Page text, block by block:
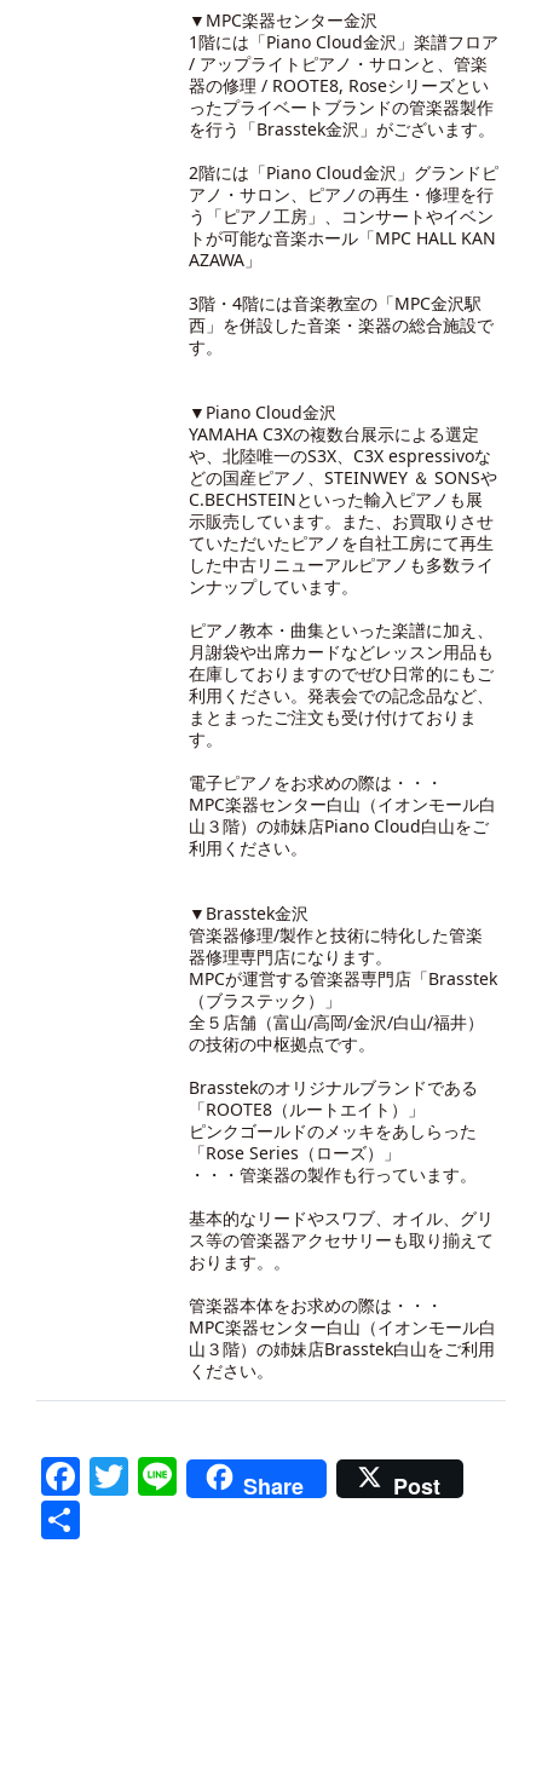
▼MPC楽器センター金沢
1階には「Piano Cloud金沢」楽譜フロア
/ アップライトピアノ・サロンと、管楽
器の修理 / ROOTE8, Roseシリーズとい
ったプライベートブランドの管楽器製作
を行う「Brasstek金沢」がございます。
2階には「Piano Cloud金沢」グランドピ
アノ・サロン、ピアノの再生・修理を行
う「ピアノ工房」、コンサートやイベン
トが可能な音楽ホール「MPC HALL KAN
AZAWA」
3階・4階には音楽教室の「MPC金沢駅
西」を併設した音楽・楽器の総合施設で
す。
▼Piano Cloud金沢
YAMAHA C3Xの複数台展示による選定
や、北陸唯一のS3X、C3X espressivoな
どの国産ピアノ、STEINWEY ＆ SONSや
C.BECHSTEINといった輸入ピアノも展
示販売しています。また、お買取りさせ
ていただいたピアノを自社工房にて再生
した中古リニューアルピアノも多数ライ
ンナップしています。
ピアノ教本・曲集といった楽譜に加え、
月謝袋や出席カードなどレッスン用品も
在庫しておりますのでぜひ日常的にもご
利用ください。発表会での記念品など、
まとまったご注文も受け付けておりま
す。
電子ピアノをお求めの際は・・・
MPC楽器センター白山（イオンモール白
山３階）の姉妹店Piano Cloud白山をご
利用ください。
▼Brasstek金沢
管楽器修理/製作と技術に特化した管楽
器修理専門店になります。
MPCが運営する管楽器専門店「Brasstek
（ブラステック）」
全５店舗（富山/高岡/金沢/白山/福井）
の技術の中枢拠点です。
Brasstekのオリジナルブランドである
「ROOTE8（ルートエイト）」
ピンクゴールドのメッキをあしらった
「Rose Series（ローズ）」
・・・管楽器の製作も行っています。
基本的なリードやスワブ、オイル、グリ
ス等の管楽器アクセサリーも取り揃えて
おります。。
管楽器本体をお求めの際は・・・
MPC楽器センター白山（イオンモール白
山３階）の姉妹店Brasstek白山をご利用
ください。
Facebook
Twitter
LineShare Post